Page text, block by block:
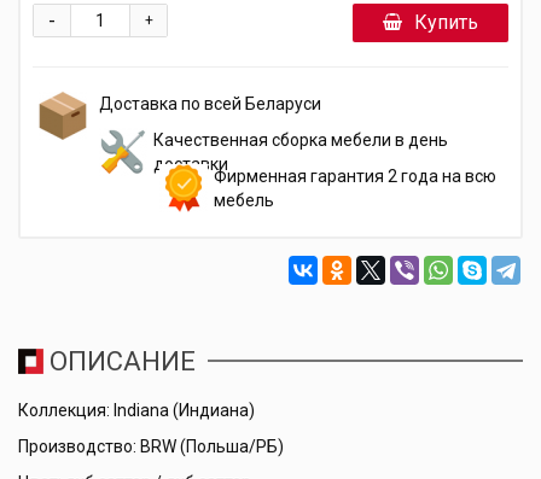
+
- Купить
Доставка по всей Беларуси
Качественная сборка мебели в день
доставки
Фирменная гарантия 2 года на всю
мебель
ОПИСАНИЕ
Коллекция: Indiana (Индиана)
Производство: BRW (Польша/РБ)